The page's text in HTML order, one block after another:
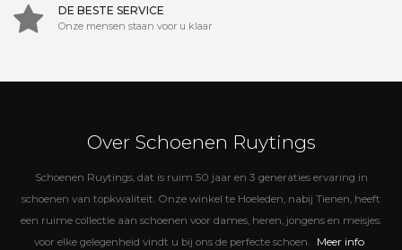
DE BESTE SERVICE
Onze mensen staan voor u klaar
Over Schoenen Ruytings
Schoenen Ruytings, dat is ruim 50 jaar en 3 generaties ervaring in
schoenen van topkwaliteit. Onze winkel te Hoeleden, nabij Tienen, heeft
een ruime collectie aan schoenen voor dames, heren, jongens en meisjes:
voor elke gelegenheid vindt u bij ons de perfecte schoen.
Meer info